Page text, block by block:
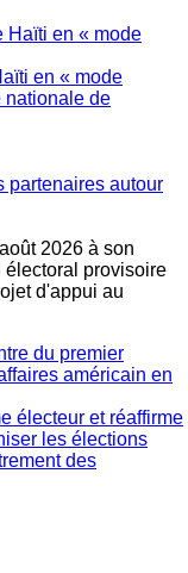
en « mode
nationale de
partenaires autour
2026 à son
provisoire
d'appui au
du premier
américain en
électeur et réaffirme
les élections
des